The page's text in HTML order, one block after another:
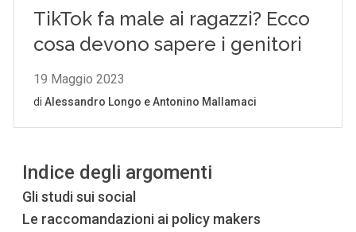
Indice degli argomenti
Gli studi sui social
Le raccomandazioni ai policy makers